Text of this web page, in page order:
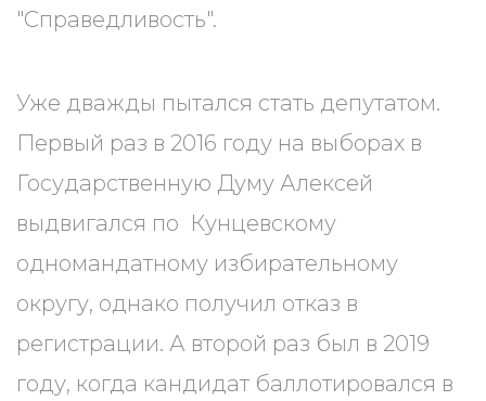
"Справедливость".
Уже дважды пытался стать депутатом.
Первый раз в 2016 году на выборах в
Государственную Думу Алексей
выдвигался по Кунцевскому
одномандатному избирательному
округу, однако получил отказ в
регистрации. А второй раз был в 2019
году, когда кандидат баллотировался в